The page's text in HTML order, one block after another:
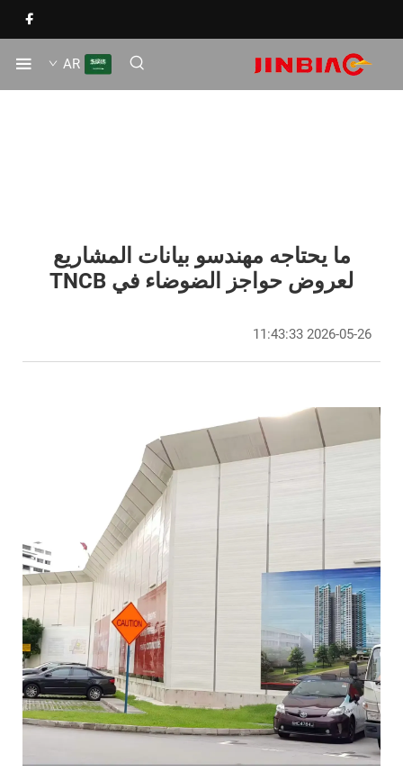
AR
ما يحتاجه مهندسو بيانات المشاريع
لعروض حواجز الضوضاء في TNCB
2026-05-26 11:43:33